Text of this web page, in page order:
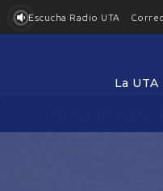
Escucha Radio UTA
La UTA